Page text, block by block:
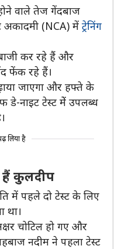
वाले तेज गेंदबाज
अकादमी (NCA) में ट्रेनिंग
कर रहे हैं और
फेंक रहे हैं।
जाएगा और हफ्ते के
नाइट टेस्ट मेें उपलब्ध
लिया है
कुलदीप
में पहले दो टेस्ट के लिए
था।
चोटिल हो गए और
नदीम ने पहला टेस्ट